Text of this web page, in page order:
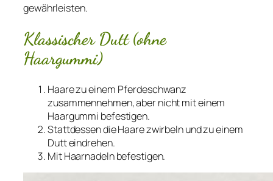
gewährleisten.
Klassischer Dutt (ohne
Haargummi)
Haare zu einem Pferdeschwanz
zusammennehmen, aber nicht mit einem
Haargummi befestigen.
Stattdessen die Haare zwirbeln und zu einem
Dutt eindrehen.
Mit Haarnadeln befestigen.